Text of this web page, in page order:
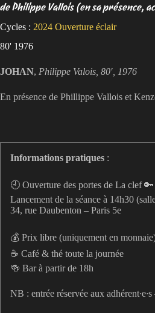
de Philippe Vallois (en sa présence,
Cycles : 2024 Ouverture éclair
80' 1976
JOHAN, Philippe Valois, 80′, 1976
En présence de Phillippe Vallois et
Informations pratiques :
🕘 Ouverture des portes de La clef
Lancement de la séance à 14h30
34, rue Daubenton – Paris 5e
💰 Prix libre (uniquement en
☕️ Café & thé toute la journée
🍻 Bar à partir de 18h
NB : entrée réservée aux adhérent·e·s